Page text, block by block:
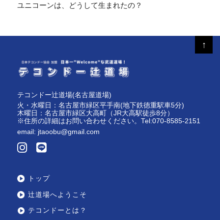
ユニコーンは、どうして生まれたの？
テコンドー辻道場(名古屋道場)
火・水曜日：名古屋市緑区平手南(地下鉄徳重駅車5分)
木曜日：名古屋市緑区大高町（JR大高駅徒歩8分）
※住所の詳細はお問い合わせください。Tel:070-8585-2151
email: jtaoobu@gmail.com
トップ
辻道場へようこそ
テコンドーとは？
↑